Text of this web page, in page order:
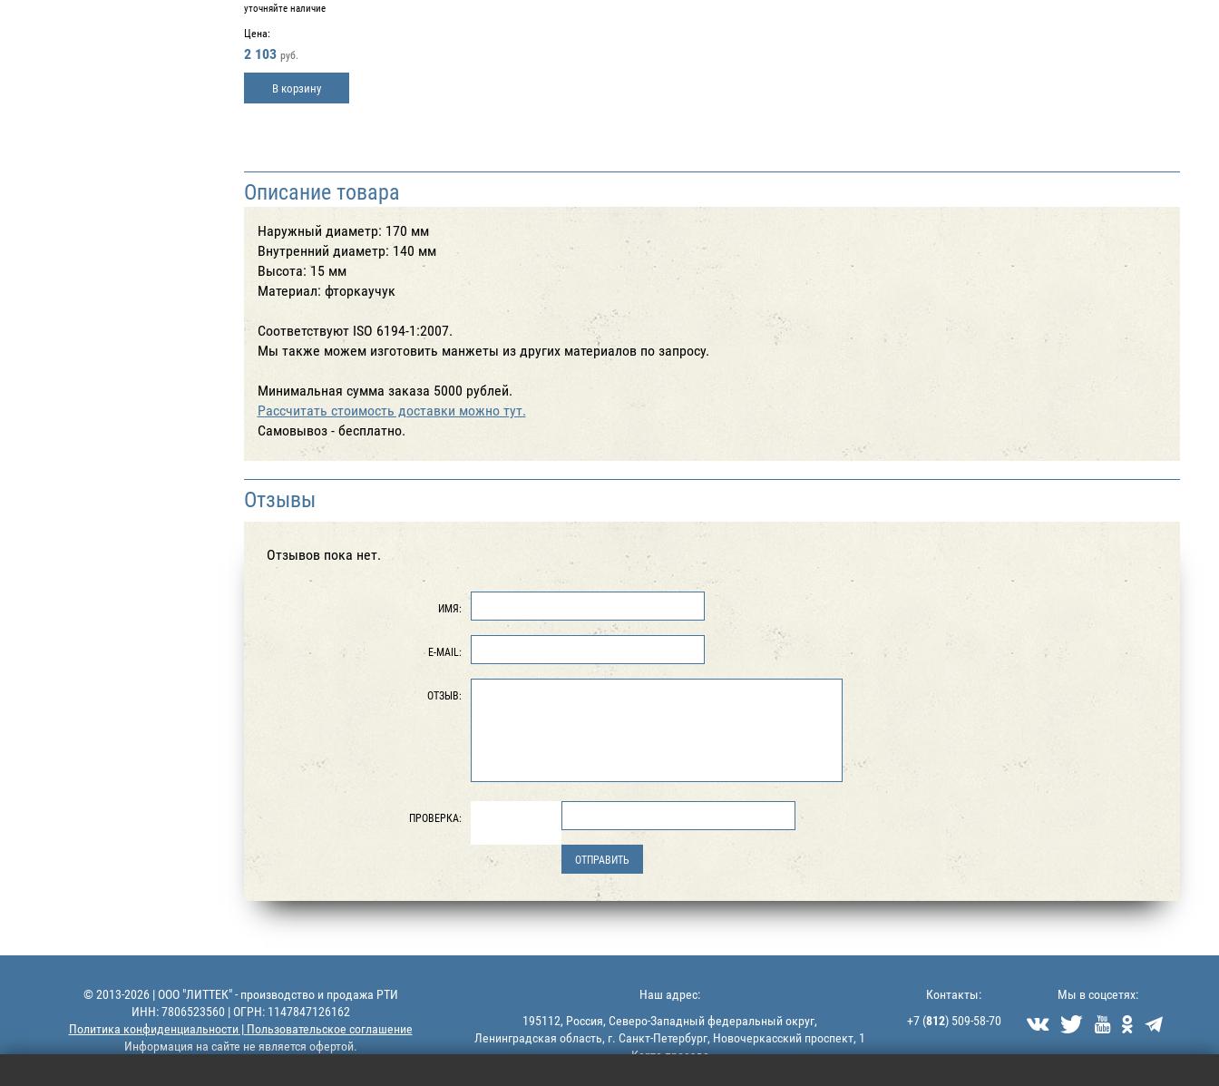
уточняйте наличие
Цена:
2 103 руб.
В корзину
Описание товара
Наружный диаметр: 170 мм
Внутренний диаметр: 140 мм
Высота: 15 мм
Материал: фторкаучук
Соответствуют ISO 6194-1:2007.
Мы также можем изготовить манжеты из других материалов по запросу.
Минимальная сумма заказа 5000 рублей.
Рассчитать стоимость доставки можно тут.
Cамовывоз - бесплатно.
Отзывы
Отзывов пока нет.
ИМЯ:
E-MAIL:
ОТЗЫВ:
ПРОВЕРКА:
© 2013-2026 | ООО "ЛИТТЕК" - производство и продажа РТИ
ИНН: 7806523560 | ОГРН: 1147847126162
Политика конфиденциальности | Пользовательское соглашение
Информация на сайте не является офертой.
Наш адрес:
195112, Россия, Северо-Западный федеральный округ,
Ленинградская область, г. Санкт-Петербург, Новочеркасский проспект, 1
Карта проезда
Контакты:
+7 (812) 509-58-70
littek@yandex.ru
Мы в соцсетях:
    